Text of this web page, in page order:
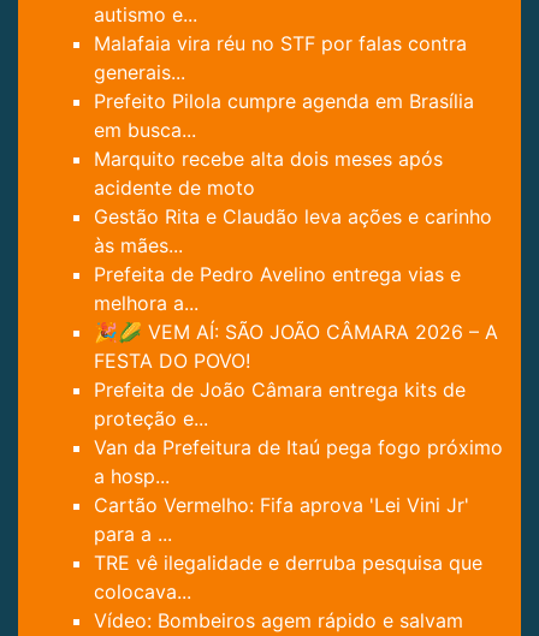
autismo e...
Malafaia vira réu no STF por falas contra
generais...
Prefeito Pilola cumpre agenda em Brasília
em busca...
Marquito recebe alta dois meses após
acidente de moto
Gestão Rita e Claudão leva ações e carinho
às mães...
Prefeita de Pedro Avelino entrega vias e
melhora a...
🎉🌽 VEM AÍ: SÃO JOÃO CÂMARA 2026 – A
FESTA DO POVO!
Prefeita de João Câmara entrega kits de
proteção e...
Van da Prefeitura de Itaú pega fogo próximo
a hosp...
Cartão Vermelho: Fifa aprova 'Lei Vini Jr'
para a ...
TRE vê ilegalidade e derruba pesquisa que
colocava...
Vídeo: Bombeiros agem rápido e salvam